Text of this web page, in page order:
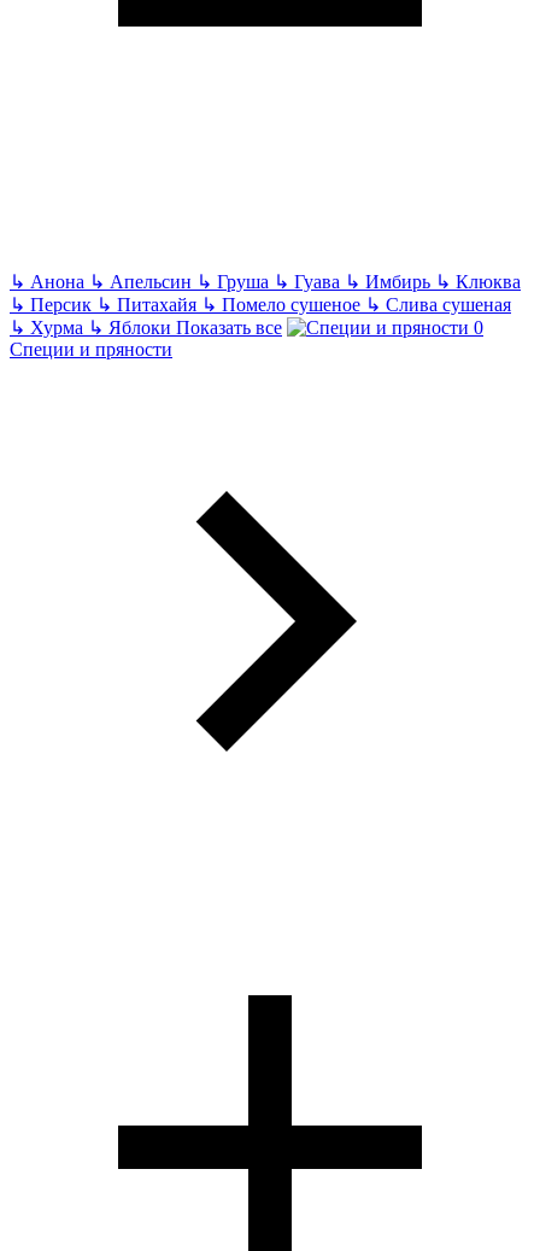
↳ Анона ↳ Апельсин ↳ Груша ↳ Гуава ↳ Имбирь ↳ Клюква
↳ Персик ↳ Питахайя ↳ Помело сушеное ↳ Слива сушеная
↳ Хурма ↳ Яблоки Показать все
Специи и пряности